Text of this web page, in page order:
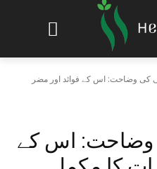
کی وضاحت: اس کے فوائد اور مضر
وضاحت: اس کے